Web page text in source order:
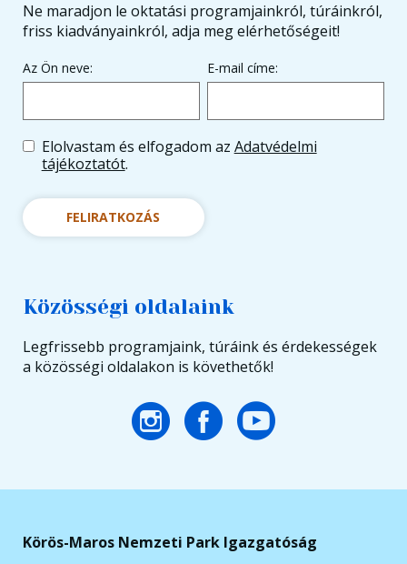
Ne maradjon le oktatási programjainkról, túráinkról,
friss kiadványainkról, adja meg elérhetőségeit!
Az Ön neve: E-mail címe:
Elolvastam és elfogadom az Adatvédelmi
tájékoztatót.
FELIRATKOZÁS
Közösségi oldalaink
Legfrissebb programjaink, túráink és érdekességek
a közösségi oldalakon is követhetők!
Körös-Maros Nemzeti Park Igazgatóság